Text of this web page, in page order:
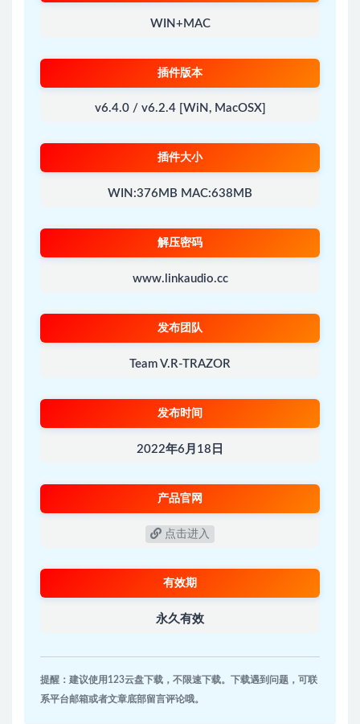
WIN+MAC
插件版本
v6.4.0 / v6.2.4 [WiN, MacOSX]
插件大小
WIN:376MB MAC:638MB
解压密码
www.linkaudio.cc
发布团队
Team V.R-TRAZOR
发布时间
2022年6月18日
产品官网
点击进入
有效期
永久有效
提醒：建议使用123云盘下载，不限速下载。下载遇到问题，可联
系平台邮箱或者文章底部留言评论哦。